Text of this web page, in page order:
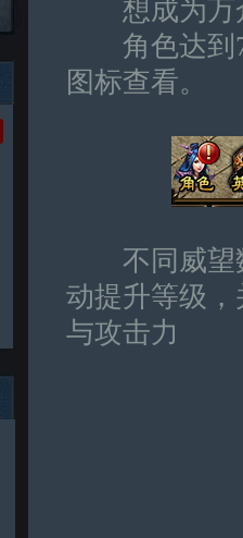
想成为万众
角色达到
图标查看。
不同威望数
动提升等级
与攻击力